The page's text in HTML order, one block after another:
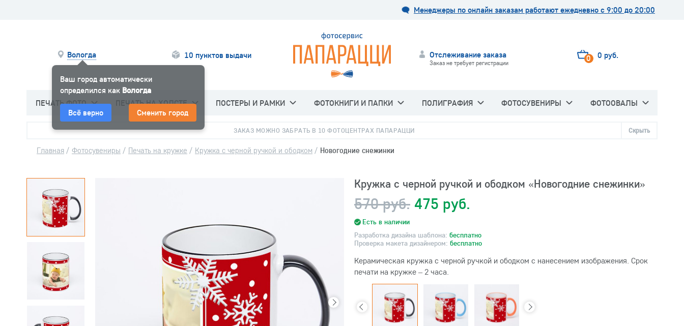
Менеджеры по онлайн заказам работают ежедневно с 9:00 до 20:00
Вологда
Ваш город автоматически
определился как Вологда
Всё верно Сменить город
10 пунктов выдачи Отслеживание заказа
Заказ не требует регистрации 0 0 руб.
ПЕЧАТЬ ФОТО ПЕЧАТЬ НА ХОЛСТЕ ПОСТЕРЫ И РАМКИ ФОТОКНИГИ И ПАПКИ ПОЛИГРАФИЯ ФОТОСУВЕНИРЫ ФОТООВАЛЫ
ЗАКАЗ МОЖНО ЗАБРАТЬ В 10 ФОТОЦЕНТРАХ ПАПАРАЦЦИ Скрыть
Главная / Фотосувениры / Печать на кружке / Кружка с черной ручкой и ободком / Новогодние снежинки
Кружка с черной ручкой и ободком «Новогодние снежинки»
570 руб. 475 руб.
Есть в наличии
Разработка дизайна шаблона: бесплатно
Проверка макета дизайнером: бесплатно
Керамическая кружка с черной ручкой и ободком с нанесением изображения. Срок
печати на кружке – 2 часа.